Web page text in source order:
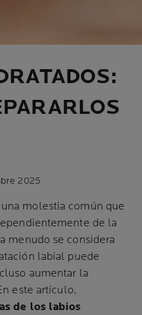
2025
una molestia común que
de la
menudo se considera
labial puede
aumentar la
este artículo,
de los labios